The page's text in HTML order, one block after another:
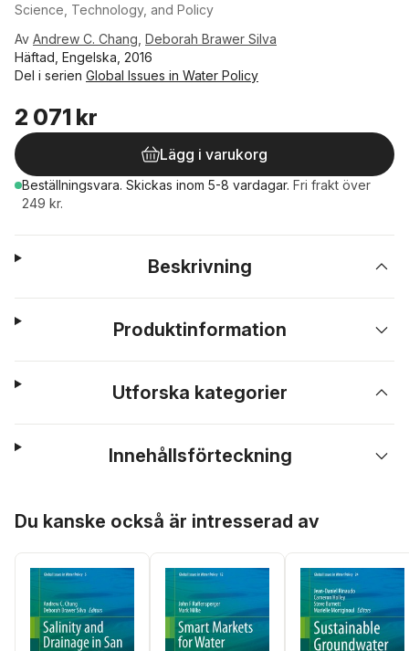
Science, Technology, and Policy
Av Andrew C. Chang Deborah Brawer Silva
Häftad, Engelska, 2016
Del i serien Global Issues in Water Policy
2 071 kr
Lägg i varukorg
Beställningsvara. Skickas inom 5-8 vardagar. Fri frakt över
249 kr.
Beskrivning
Produktinformation
Utforska kategorier
Innehållsförteckning
Du kanske också är intresserad av